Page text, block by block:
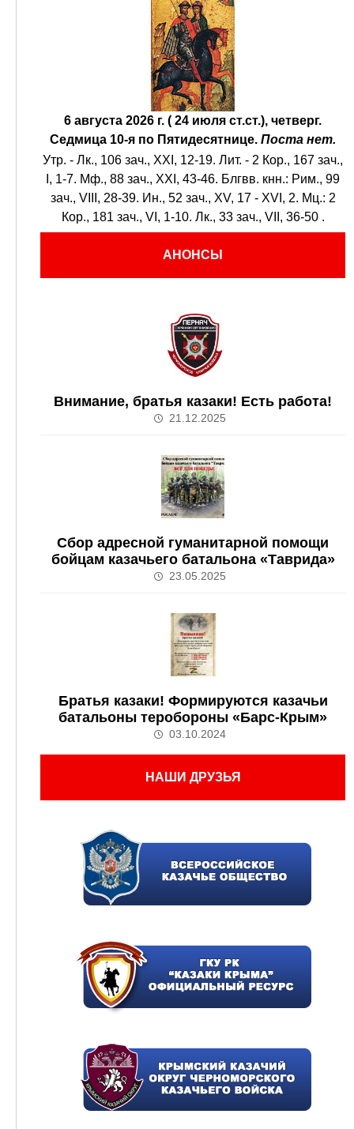
6 августа 2026 г. ( 24 июля ст.ст.), четверг.
Седмица 10-я по Пятидесятнице. Поста нет.
Утр. - Лк., 106 зач., XXI, 12-19. Лит. - 2 Кор., 167 зач.,
I, 1-7. Мф., 88 зач., XXI, 43-46. Блгвв. кнн.: Рим., 99
зач., VIII, 28-39. Ин., 52 зач., XV, 17 - XVI, 2. Мц.: 2
Кор., 181 зач., VI, 1-10. Лк., 33 зач., VII, 36-50 .
АНОНСЫ
Внимание, братья казаки! Есть работа!
21.12.2025
Сбор адресной гуманитарной помощи
бойцам казачьего батальона «Таврида»
23.05.2025
Братья казаки! Формируются казачьи
батальоны теробороны «Барс-Крым»
03.10.2024
НАШИ ДРУЗЬЯ